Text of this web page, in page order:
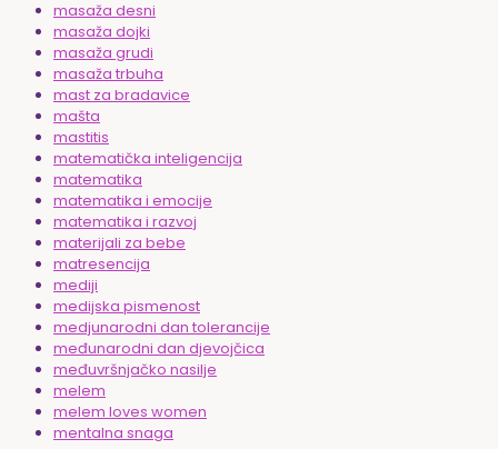
masaža desni
masaža dojki
masaža grudi
masaža trbuha
mast za bradavice
mašta
mastitis
matematička inteligencija
matematika
matematika i emocije
matematika i razvoj
materijali za bebe
matresencija
mediji
medijska pismenost
medjunarodni dan tolerancije
međunarodni dan djevojčica
međuvršnjačko nasilje
melem
melem loves women
mentalna snaga